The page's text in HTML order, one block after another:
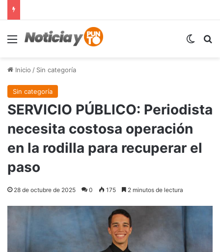
Menú
Inicio / Sin categoría
Sin categoría
SERVICIO PÚBLICO: Periodista
necesita costosa operación
en la rodilla para recuperar el
paso
28 de octubre de 2025 0 175 2 minutos de lectura